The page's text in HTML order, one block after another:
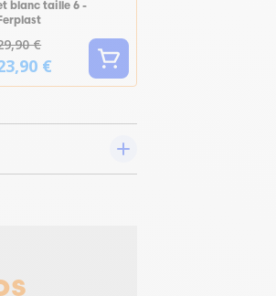
blanc taille 6 -
€
€